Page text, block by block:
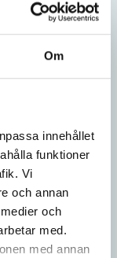
Om
innehållet
funktioner
Vi
och annan
och
med.
med annan